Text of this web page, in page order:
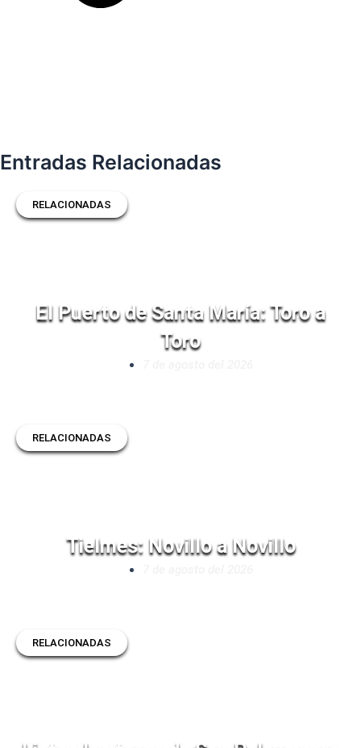
Entradas Relacionadas
RELACIONADAS
El Puerto de Santa María: Toro a
Toro
RELACIONADAS
Tielmes: Novillo a Novillo
RELACIONADAS